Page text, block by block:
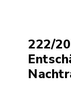
222/